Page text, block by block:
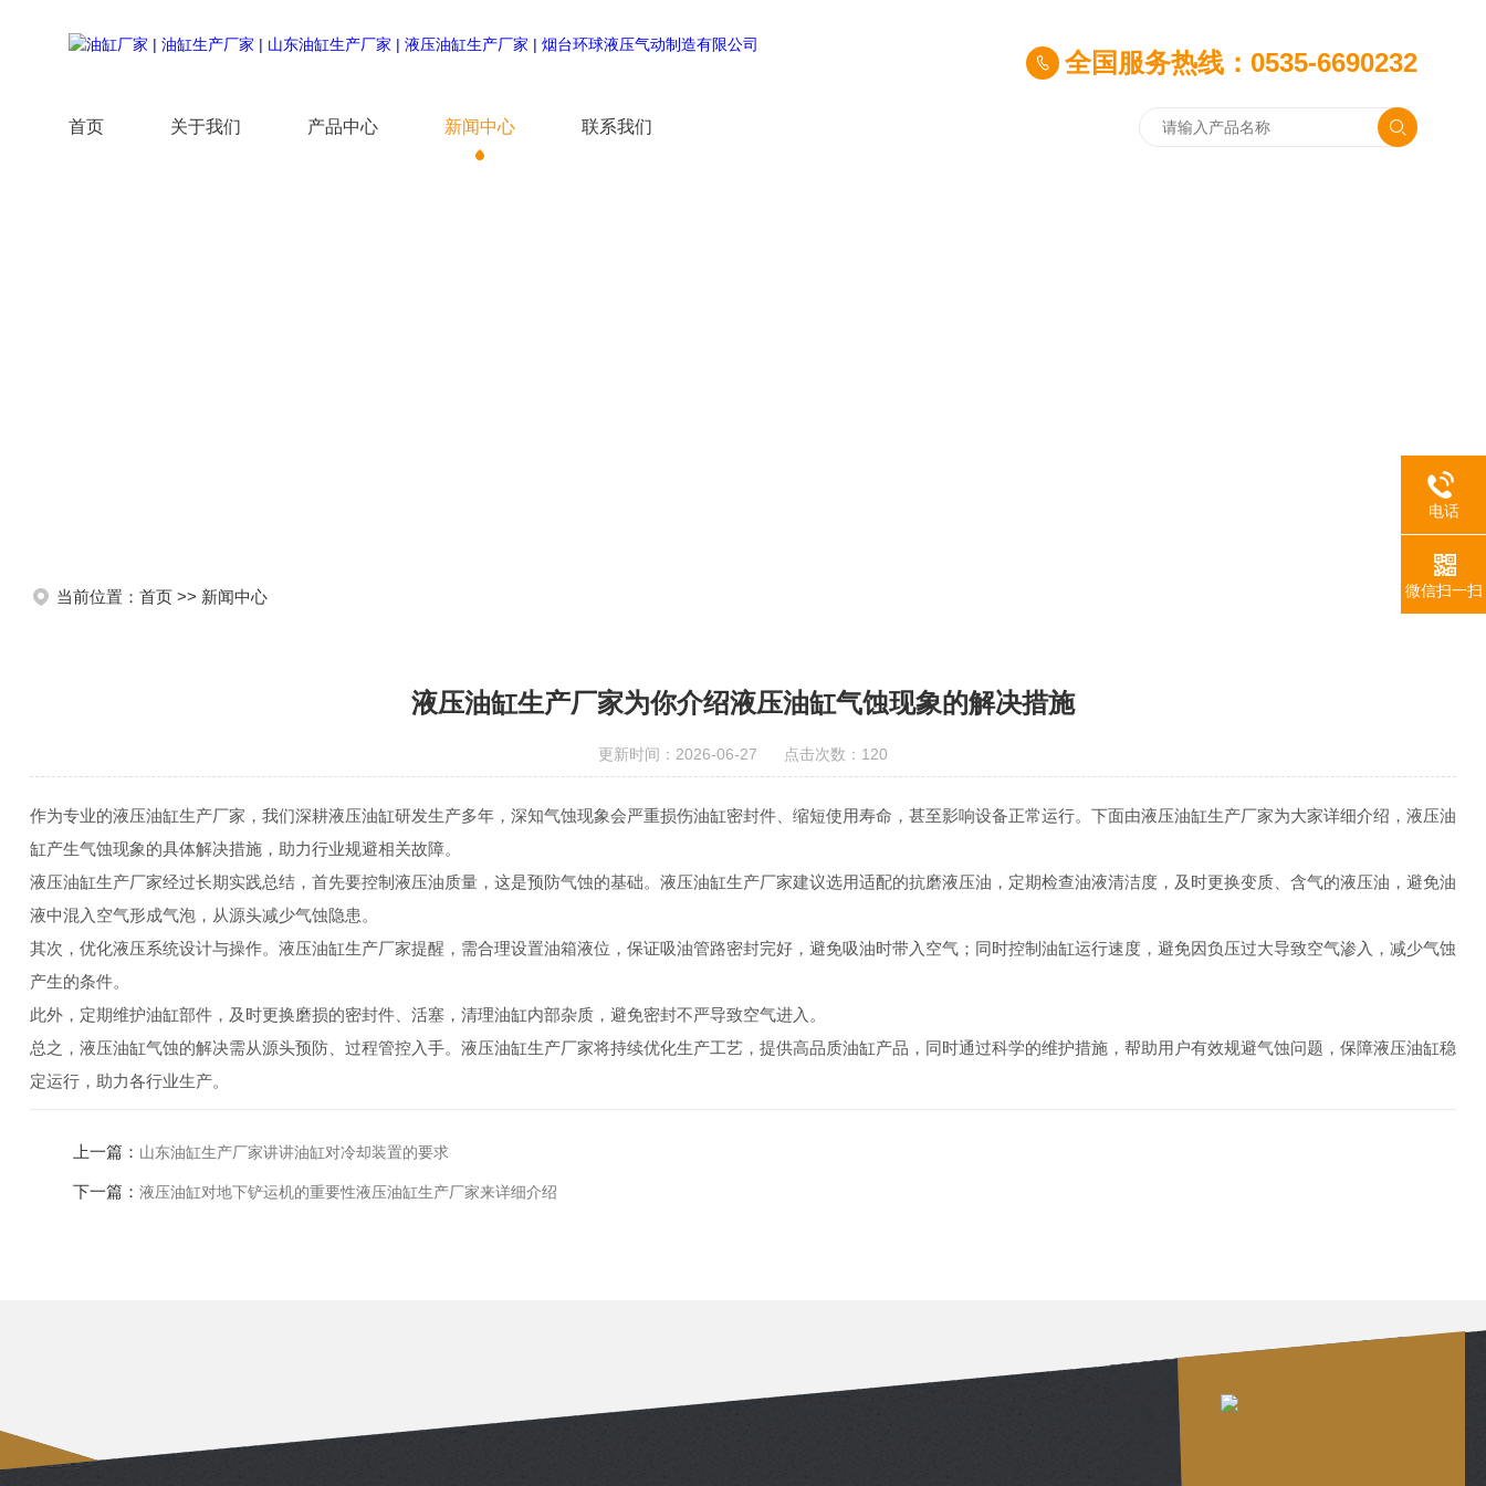
全国服务热线：0535-6690232
首页 关于我们 产品中心 新闻中心 联系我们
当前位置： 首页>> 新闻中心
液压油缸生产厂家为你介绍液压油缸气蚀现象的解决措施
更新时间：2026-06-27 点击次数：120
作为专业的液压油缸生产厂家，我们深耕液压油缸研发生产多年，深知气蚀现象会严重损伤油缸密封件、缩短使用寿命，甚至影响设备正常运行。下面由液压油缸生产厂家为大家详细介绍，液压油
缸产生气蚀现象的具体解决措施，助力行业规避相关故障。
液压油缸生产厂家经过长期实践总结，首先要控制液压油质量，这是预防气蚀的基础。液压油缸生产厂家建议选用适配的抗磨液压油，定期检查油液清洁度，及时更换变质、含气的液压油，避免油
液中混入空气形成气泡，从源头减少气蚀隐患。
其次，优化液压系统设计与操作。液压油缸生产厂家提醒，需合理设置油箱液位，保证吸油管路密封完好，避免吸油时带入空气；同时控制油缸运行速度，避免因负压过大导致空气渗入，减少气蚀
产生的条件。
此外，定期维护油缸部件，及时更换磨损的密封件、活塞，清理油缸内部杂质，避免密封不严导致空气进入。
总之，液压油缸气蚀的解决需从源头预防、过程管控入手。液压油缸生产厂家将持续优化生产工艺，提供高品质油缸产品，同时通过科学的维护措施，帮助用户有效规避气蚀问题，保障液压油缸稳
定运行，助力各行业生产。
上一篇： 山东油缸生产厂家讲讲油缸对冷却装置的要求
下一篇： 液压油缸对地下铲运机的重要性液压油缸生产厂家来详细介绍
电话
微信扫一扫